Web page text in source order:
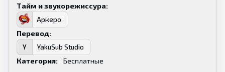
Тайм и звукорежиссура:
А
Аркеро
Перевод:
Y
YakuSub Studio
Категория:
Бесплатные